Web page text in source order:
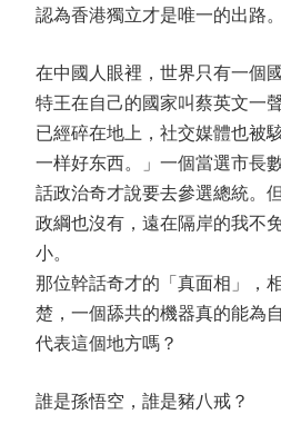
認為香港獨立才是唯一的出路。
在中國人眼裡，世界只有一個
特王在自己的國家叫蔡英文一
已經碎在地上，社交媒體也被
一样好东西。」一個當選市長
話政治奇才說要去參選總統。
政綱也沒有，遠在隔岸的我不
小。
那位幹話奇才的「真面相」，
楚，一個舔共的機器真的能為
代表這個地方嗎？
誰是孫悟空，誰是豬八戒？